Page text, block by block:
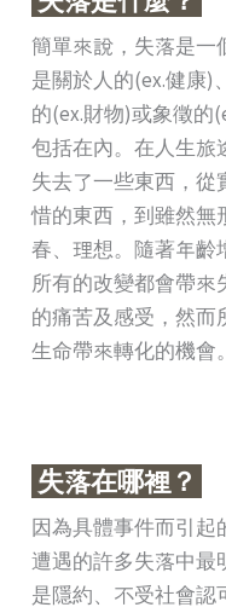
簡單來說，失落是一
是關於人的(ex.健康)
的(ex.財物)或象徵的
包括在內。在人生旅
失去了一些東西，從
惜的東西，到雖然無
春、理想。隨著年齡
所有的改變都會帶來
的痛苦及感受，然而
生命帶來轉化的機會。
失落在哪裡？
因為具體事件而引起
遭遇的許多失落中最
是隱約、不受社會認